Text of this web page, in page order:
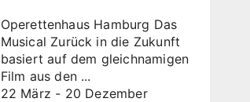
Operettenhaus Hamburg Das
Musical Zurück in die Zukunft
basiert auf dem gleichnamigen
Film aus den ...
22 März - 20 Dezember